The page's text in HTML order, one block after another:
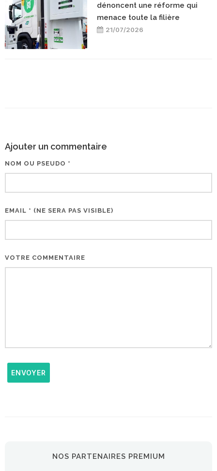
dénoncent une réforme qui
menace toute la filière
21/07/2026
Ajouter un commentaire
NOM OU PSEUDO *
EMAIL * (NE SERA PAS VISIBLE)
VOTRE COMMENTAIRE
ENVOYER
NOS PARTENAIRES PREMIUM